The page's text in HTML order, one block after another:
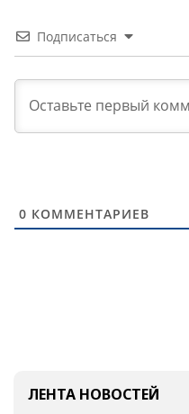
Подписаться
0 КОММЕНТАРИЕВ
ЛЕНТА НОВОСТЕЙ